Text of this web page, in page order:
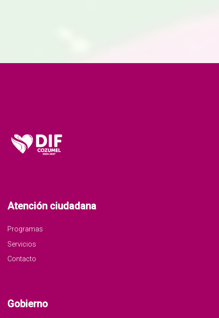
Atención ciudadana
Programas
Servicios
Contacto
Gobierno